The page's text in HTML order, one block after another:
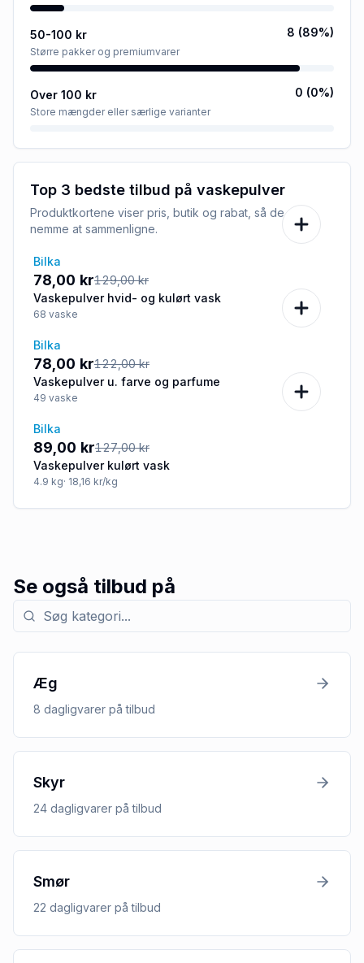
50-100 kr
Større pakker og premiumvarer
8 (89%)
Over 100 kr
Store mængder eller særlige varianter
0 (0%)
Top 3 bedste tilbud på vaskepulver
Produktkortene viser pris, butik og rabat, så de er
nemme at sammenligne.
-40%
Bilka
78,00 kr129,00 kr
Vaskepulver hvid- og kulørt vask
68 vaske
-36%
Bilka
78,00 kr122,00 kr
Vaskepulver u. farve og parfume
49 vaske
-30%
Bilka
89,00 kr127,00 kr
Vaskepulver kulørt vask
4.9 kg· 18,16 kr/kg
Se også tilbud på
Søg efter kategori med tilbud
Æg
8 dagligvarer på tilbud
Skyr
24 dagligvarer på tilbud
Smør
22 dagligvarer på tilbud